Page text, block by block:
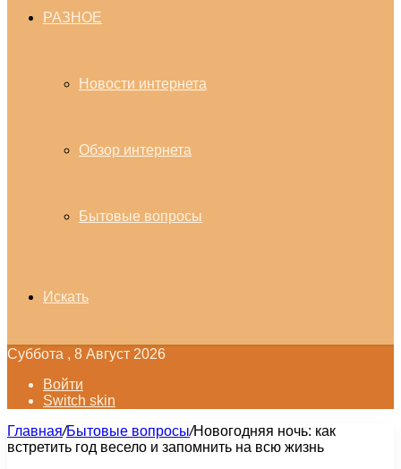
РАЗНОЕ
Новости интернета
Обзор интернета
Бытовые вопросы
Искать
Суббота , 8 Август 2026
Войти
Switch skin
Главная/Бытовые вопросы/Новогодняя ночь: как
встретить год весело и запомнить на всю жизнь